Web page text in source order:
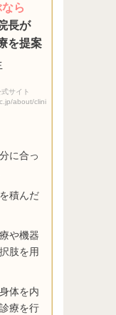
ら
長が
を提案
サイト
about/clini
に合っ
積んだ
や機器
肢を用
体を内
療を行